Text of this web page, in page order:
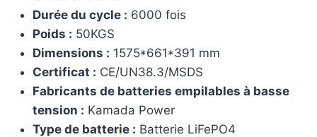
Durée du cycle : 6000 fois
Poids : 50KGS
Dimensions : 1575*661*391 mm
Certificat : CE/UN38.3/MSDS
Fabricants de batteries empilables à basse
tension : Kamada Power
Type de batterie : Batterie LiFePO4